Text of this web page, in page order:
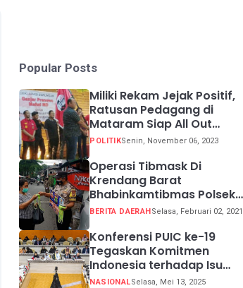
Popular Posts
Miliki Rekam Jejak Positif,
Ratusan Pedagang di
Mataram Siap All Out
Menangkan Ganjar-Mahfud
POLITIKSenin, November 06, 2023
Operasi Tibmask Di
Krendang Barat
Bhabinkamtibmas Polsek
Tambora Bagikan Masker
Prokes
BERITA DAERAHSelasa, Februari 02, 2021
Konferensi PUIC ke-19
Tegaskan Komitmen
Indonesia terhadap Isu
Lingkungan Global
NASIONALSelasa, Mei 13, 2025